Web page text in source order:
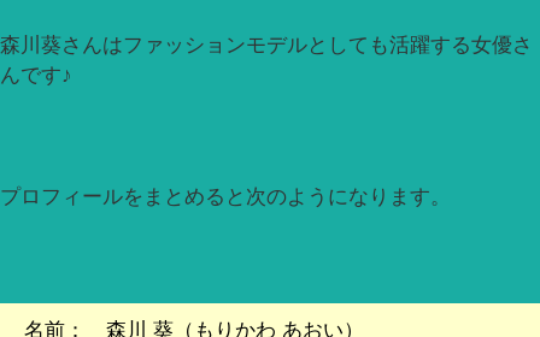
森川葵さんはファッションモデルとしても活躍する女優さ
んです♪
プロフィールをまとめると次のようになります。
名前： 森川 葵（もりかわ あおい）